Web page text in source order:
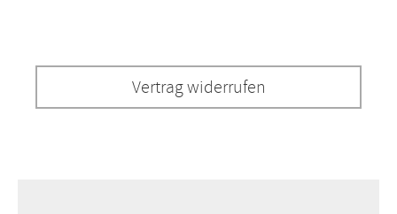
Vertrag widerrufen